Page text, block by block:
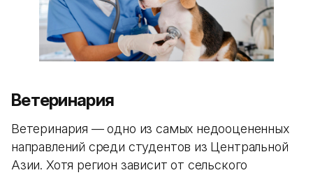
Ветеринария
Ветеринария — одно из самых недооцененных
направлений среди студентов из Центральной
Азии. Хотя регион зависит от сельского